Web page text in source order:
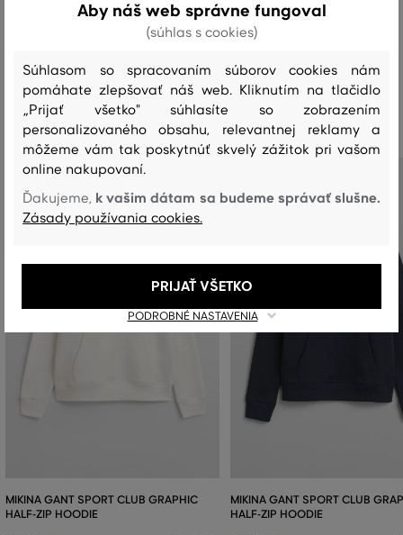
BIELENIE SUŠENIE ŽEHLENIE ČISTENIE
Odporúčané produkty
MIKINA GANT SPORT CLUB GRAPHIC
HALF-ZIP HOODIE
MIKINA GANT SPORT CLUB
HALF-ZIP HOODIE
Aby náš web správne fungoval
(súhlas s cookies)
Súhlasom so spracovaním súborov cookies nám
pomáhate zlepšovať náš web. Kliknutím na tlačidlo
„Prijať všetko" súhlasíte so zobrazením
personalizovaného obsahu, relevantnej reklamy a
môžeme vám tak poskytnúť skvelý zážitok pri vašom
online nakupovaní.
Ďakujeme, k vašim dátam sa budeme správať slušne.
Zásady používania cookies.
PODROBNÉ NASTAVENIA
PRIJAŤ VŠETKO